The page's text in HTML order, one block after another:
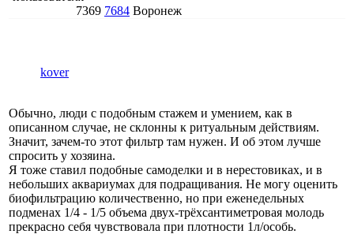
7369 7684 Воронеж
kover
Обычно, люди с подобным стажем и умением, как в
описанном случае, не склонны к ритуальным действиям.
Значит, зачем-то этот фильтр там нужен. И об этом лучше
спросить у хозяина.
Я тоже ставил подобные самоделки и в нерестовиках, и в
небольших аквариумах для подращивания. Не могу оценить
биофильтрацию количественно, но при еженедельных
подменах 1/4 - 1/5 объема двух-трёхсантиметровая молодь
прекрасно себя чувствовала при плотности 1л/особь.